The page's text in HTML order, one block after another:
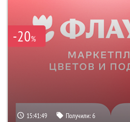
-20%
15:41:48 Получили:6